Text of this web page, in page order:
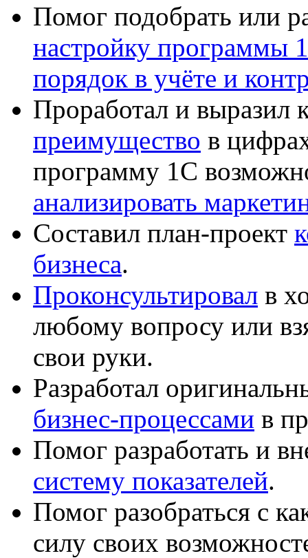
Помог подобрать или
настройку программы
порядок в учёте и
Проработал и выразил
преимущество в
программу 1С
анализировать
Составил план-проект
бизнеса.
Проконсультировал в
любому вопросу или
свои руки.
Разработал
бизнес-процессами в
Помог разработать и
систему показателей.
Помог разобраться с
силу своих